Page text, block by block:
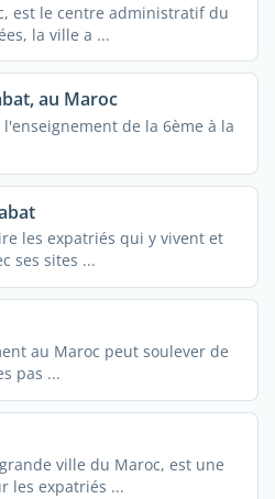
est le centre administratif du
la ville a ...
au Maroc
de la 6ème à la
les expatriés qui y vivent et
ses sites ...
au Maroc peut soulever de
pas ...
ville du Maroc, est une
les expatriés ...